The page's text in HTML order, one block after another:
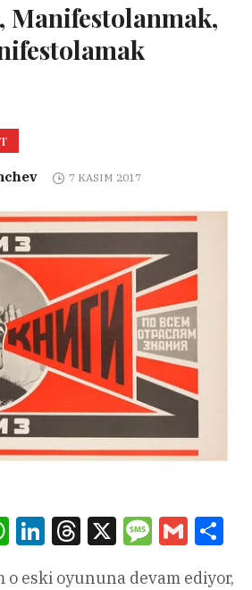
Manifestolanmak,
7 KASIM 2017
WhatsAppLinkedInThreads
X Message
Gmail
o eski oyununa devam ediyor,